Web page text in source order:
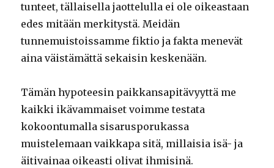
tunteet, tällaisella jaottelulla ei ole oikeastaan
edes mitään merkitystä. Meidän
tunnemuistoissamme fiktio ja fakta menevät
aina väistämättä sekaisin keskenään.
Tämän hypoteesin paikkansapitävyyttä me
kaikki ikävammaiset voimme testata
kokoontumalla sisarusporukassa
muistelemaan vaikkapa sitä, millaisia isä- ja
äitivainaa oikeasti olivat ihmisinä.